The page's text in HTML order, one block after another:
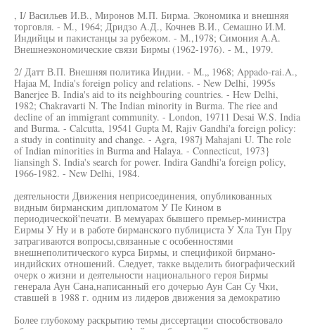
, I/ Васильев И.В., Миронов М.П. Бирма. Экономика и внешняя
торговля. - М., 1964; Дридзо А.Д., Кочнев В.И., Семашно И.М.
Индийцы и пакистанцы за рубежом. - М.,1978; Симония А.А.
Внешнеэкономические связи Бирмы (1962-1976). - М., 1979.
2/ Датт В.П. Внешняя политика Индии. - М.„ 1968; Appado-rai.A.,
Hajaa М, India's foreign policy and relations. - New Delhi, 1995s
Banerjee B. India's aid to its neighbouring countries. - Hew Delhi,
1982; Chakravarti N. The Indian minority in Burma. The riee and
decline of an immigrant community. - London, 19711 Desai W.S. India
and Burma. - Calcutta, 19541 Gupta M, Rajiv Gandhi'a foreign policy:
a study in continuity and change. - Agra, 1987j Mahajani U. The role
of Indian minorities in Burma and Halaya. - Connecticut, 1973}
liansingh S. India's search for power. Indira Gandhi'a foreign policy,
1966-1982. - New Delhi, 1984.
деятельности Движения неприсоединения, опубликованных
видным бирманским дипломатом У Пе Кином в
периодической'печати. В мемуарах бывшего премьер-министра
Еирмы У Ну и в работе бирманского публициста У Хла Тун Пру
затрагиваются вопросы,связанные с особенностями
внешнеполитического курса Бирмы, и спецификой бирмано-
индийских отношений. Следует, такке выделить биографический
очерк о жизни и деятельности национального героя Бирмы
генерала Аун Сана,написанный его дочерью Аун Сан Су Чки,
ставшей в 1988 г. одним из лидеров движения за демократию
Более глубокому раскрытию темы диссертации способствовало